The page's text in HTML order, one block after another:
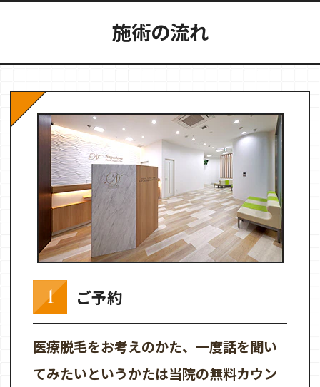
施術の流れ
1 ご予約
医療脱毛をお考えのかた、一度話を聞い
てみたいというかたは当院の無料カウン